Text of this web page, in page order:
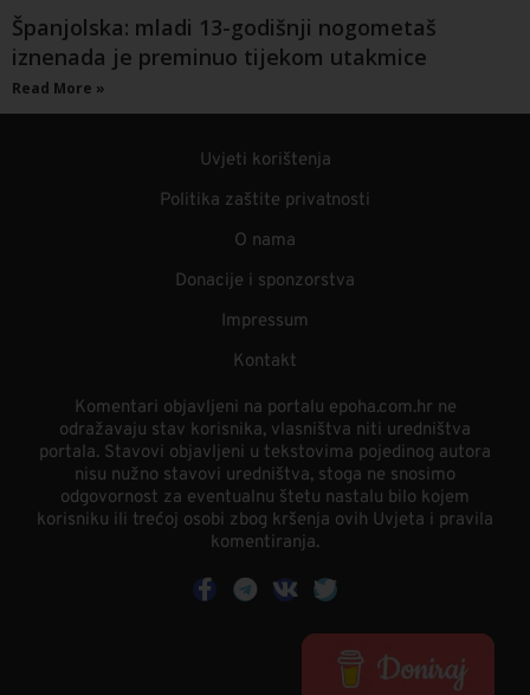
Španjolska: mladi 13-godišnji nogometaš
iznenada je preminuo tijekom utakmice
Read More »
Uvjeti korištenja
Politika zaštite privatnosti
O nama
Donacije i sponzorstva
Impressum
Kontakt
Komentari objavljeni na portalu epoha.com.hr ne
odražavaju stav korisnika, vlasništva niti uredništva
portala. Stavovi objavljeni u tekstovima pojedinog autora
nisu nužno stavovi uredništva, stoga ne snosimo
odgovornost za eventualnu štetu nastalu bilo kojem
korisniku ili trećoj osobi zbog kršenja ovih Uvjeta i pravila
komentiranja.